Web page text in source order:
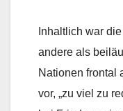
Inhaltlich war
andere als
Nationen frontal
vor, „zu viel zu